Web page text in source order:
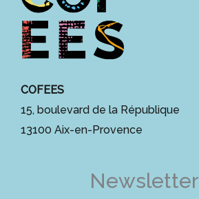
COFEES
15, boulevard de la République
13100 Aix-en-Provence
Newsletter